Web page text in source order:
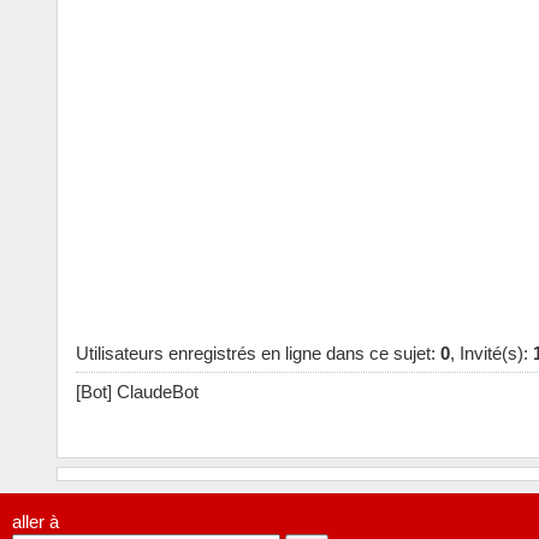
Utilisateurs enregistrés en ligne dans ce sujet:0, Invité(s):
[Bot] ClaudeBot
aller à